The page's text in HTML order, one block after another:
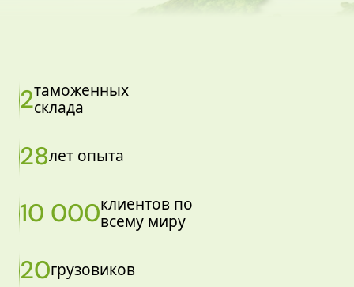
2таможенных
склада
28лет опыта
10 000клиентов по
всему миру
20грузовиков